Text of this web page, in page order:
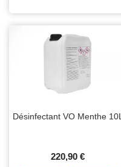
Désinfectant VO Menthe 10L
220,90 €